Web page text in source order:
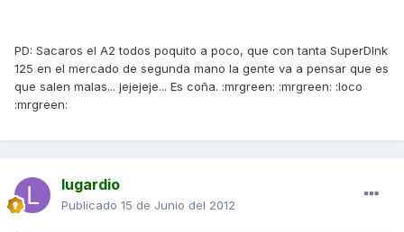
PD: Sacaros el A2 todos poquito a poco, que con tanta SuperDInk
125 en el mercado de segunda mano la gente va a pensar que es
que salen malas... jejejeje... Es coña. :mrgreen: :mrgreen: :loco
:mrgreen:
lugardio
Publicado 15 de Junio del 2012